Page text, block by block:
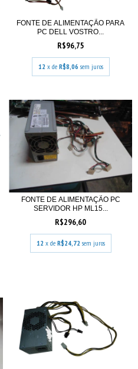
FONTE DE ALIMENTAÇÃO PARA
PC DELL VOSTRO...
R$96,75
12 x de R$8,06 sem juros
FONTE DE ALIMENTAÇÃO PC
SERVIDOR HP ML15...
R$296,60
12 x de R$24,72 sem juros